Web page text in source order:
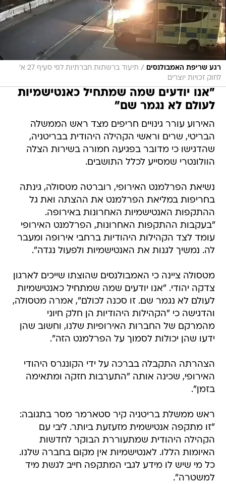
רגע שריפת האמבולנסים /
תיעוד ברשתות חברתיות לפי סעיף 27 א'
לחוק זכויות יוצרים
"אנו יודעים שמה שמתחיל כאנטישמיות
לעולם לא נגמר שם"
האירוע עורר גינויים חריפים מצד ראש הממשלה
הבריטי, שרים וראשי הקהילה היהודית בבריטניה,
שהדגישו כי מדובר בפגיעה חמורה בשירות הצלה
הוולונטרי שמסייע לכלל התושבים.
נשיאת הפרלמנט האירופי, רוברטה מטסולה, גינתה
בחריפות במליאת הפרלמנט את ההצתה ואת גל
ההתקפות האנטישמיות האחרונות באירופה.
"בעקבות ההתקפות האחרונות, הפרלמנט האירופי
עומד לצד הקהילות היהודיות ברחבי אירופה ומעבר
לה. נמשיך לגנות את האנטישמיות ולפעול נגדה".
מטסולה ציינה כי האמבולנסים שהוצתו שייכים לארגון
צדקה יהודי. "אנו יודעים שמה שמתחיל כאנטישמיות
לעולם לא נגמר שם. זו סכנה לכולם", אמרה מטסולה,
והדגישה כי "הקהילות היהודיות הן חלק חיוני
מהמרקם של החברות האירופיות שלנו, וחשוב שהן
ידעו שהן יכולות לסמוך על הפרלמנט הזה".
הצהרתה התקבלה בברכה על ידי הקונגרס היהודי
האירופי, שכינה אותה "התערבות חזקה ומתאימה
בזמן".
ראש ממשלת בריטניה קיר סטארמר מסר בתגובה:
"זו מתקפה אנטישמית מזעזעת ביותר. ליבי עם
הקהילה היהודית שמתעוררת הבוקר לחדשות
האיומות הללו. לאנטישמיות אין מקום בחברה שלנו.
כל מי שיש לו מידע לגבי המתקפה חייב לגשת מיד
למשטרה".